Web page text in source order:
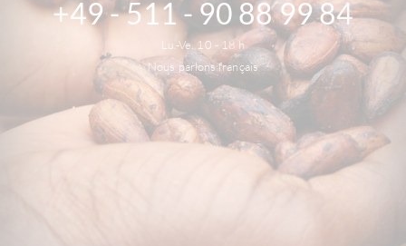
+49 - 511 - 90 88 99 84
Lu.-Ve. 10 - 18 h
Nous parlons français